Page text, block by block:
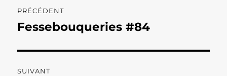
de
PRÉCÉDENT
Publication
Fessebouqueries #84
SUIVANT